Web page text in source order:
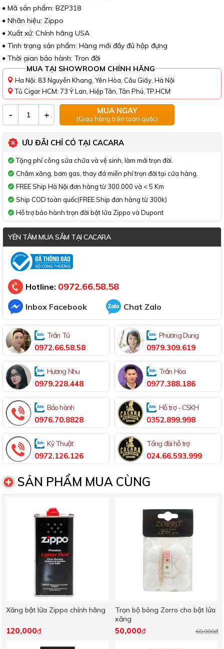
Mã sản phẩm: BZP318
Nhãn hiệu: Zippo
Xuất xứ: Chính hãng USA
Tình trạng sản phẩm: Hàng mới đầy đủ hộp đựng
Thời gian bảo hành: Trọn đời
MUA TẠI SHOWROOM CHÍNH HÃNG
Ha Nội: 83 Nguyễn Khang, Yên Hòa, Cầu Giấy, Hà Nội
Tủ Cigar HCM: 73 Ỷ Lan, Hiệp Tân, Tân Phú, TP.HCM
- + MUA NGAY
(Giao hàng trên toàn quốc)
ƯU ĐÃI CHỈ CÓ TẠI CACARA
Tặng phí công sửa chữa và vệ sinh, làm mới trọn đời.
Châm xăng, bơm gas, thay đá miễn phí trọn đời tại cửa hàng.
FREE Ship Hà Nội đơn hàng từ 300.000 và < 5 Km
Ship COD toàn quốc(FREE Ship đơn hàng từ 300k)
Hỗ trợ bảo hành trọn đời bật lửa Zippo và Dupont
YÊN TÂM MUA SẮM TẠI CACARA
Đã thông báo Bộ Công Thương
Hotline: 0972.66.58.58
Inbox Facebook Chat Zalo
Trần Tú
0972.66.58.58
Phương Dung
0979.309.619
Hương Nhu
0979.228.448
Trần Hòa
0977.388.186
Bảo hành
0976.70.8828
Hỗ trợ - CSKH
0352.899.998
Kỹ Thuật
0972.126.126
Tổng đài hỗ trợ
024.66.593.999
SẢN PHẨM MUA CÙNG
Xăng bật lửa Zippo chính hãng
120,000đ
Trọn bộ bông Zorro cho bật lửa
xăng
60,000đ
50,000đ